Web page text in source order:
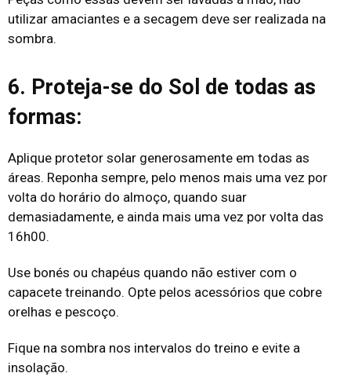
utilizar amaciantes e a secagem deve ser realizada na
sombra.
6. Proteja-se do Sol de todas as
formas:
Aplique protetor solar generosamente em todas as
áreas. Reponha sempre, pelo menos mais uma vez por
volta do horário do almoço, quando suar
demasiadamente, e ainda mais uma vez por volta das
16h00.
Use bonés ou chapéus quando não estiver com o
capacete treinando. Opte pelos acessórios que cobre
orelhas e pescoço.
Fique na sombra nos intervalos do treino e evite a
insolação.